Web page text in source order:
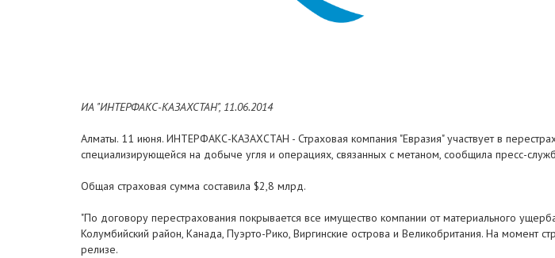
ИА "ИНТЕРФАКС-КАЗАХСТАН", 11.06.2014
Алматы. 11 июня. ИНТЕРФАКС-КАЗАХСТАН - Страховая компания "Евразия" участвует в
специализирующейся на добыче угля и операциях, связанных с метаном, сообщила пресс-
Общая страховая сумма составила $2,8 млрд.
"По договору перестрахования покрывается все имущество компании от материального
Колумбийский район, Канада, Пуэрто-Рико, Виргинские острова и Великобритания. На момент
релизе.